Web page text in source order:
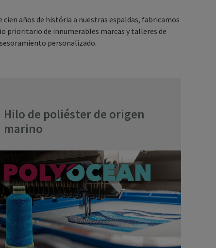
años de história a nuestras espaldas, fabricamos
prioritario de innumerables marcas y talleres de
personalizado.
Hilo de poliéster de origen
marino